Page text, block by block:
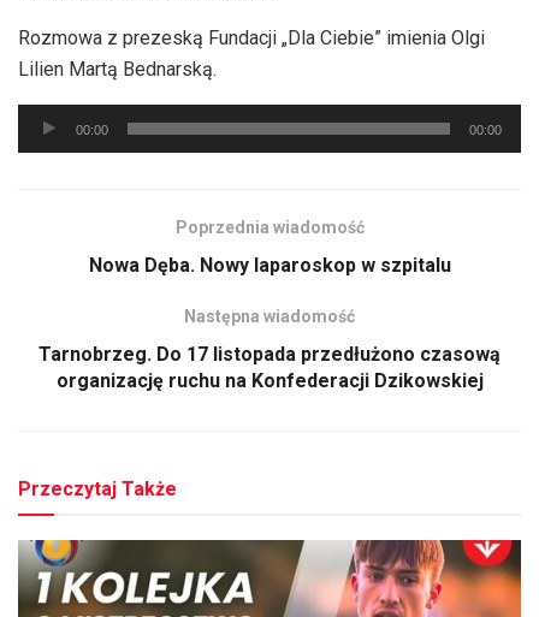
Rozmowa z prezeską Fundacji „Dla Ciebie” imienia Olgi
Lilien Martą Bednarską.
Odtwarzacz
plików
00:00 00:00
Poprzednia wiadomość
Nowa Dęba. Nowy laparoskop w szpitalu
Następna wiadomość
Tarnobrzeg. Do 17 listopada przedłużono czasową
organizację ruchu na Konfederacji Dzikowskiej
Przeczytaj Także